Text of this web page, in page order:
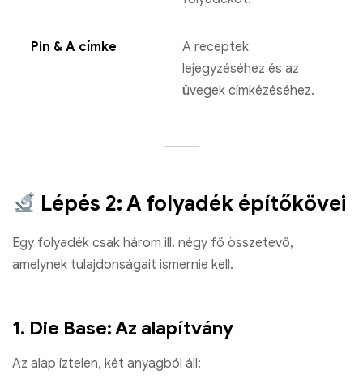
Pin & A címke
A receptek
lejegyzéséhez és az
üvegek címkézéséhez.
Lépés 2: A folyadék építőkövei
Egy folyadék csak három ill. négy fő összetevő,
amelynek tulajdonságait ismernie kell.
1. Die Base: Az alapítvány
Az alap íztelen, két anyagból áll: